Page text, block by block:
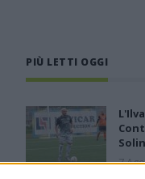
PIÙ LETTI OGGI
7